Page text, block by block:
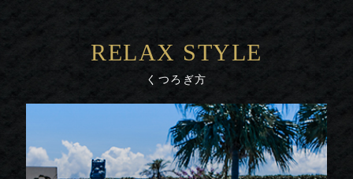
RELAX STYLE
くつろぎ方